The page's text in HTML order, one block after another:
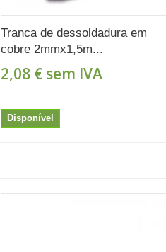
Tranca de dessoldadura em
cobre 2mmx1,5m...
2,08 €sem IVA
Disponível